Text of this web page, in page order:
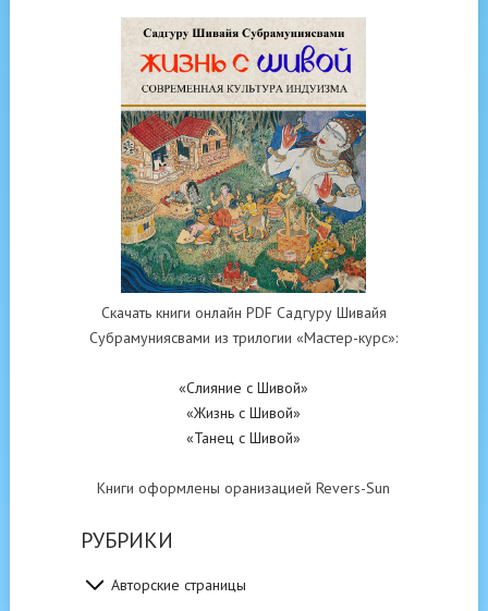
Скачать книги онлайн PDF Садгуру Шивайя
Субрамуниясвами из трилогии «Мастер-курс»:
«Слияние с Шивой»
«Жизнь с Шивой»
«Танец с Шивой»
Книги оформлены оранизацией Revers-Sun
РУБРИКИ
Авторские страницы